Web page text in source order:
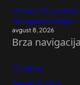
U Tirani 70. protest
Trampovim zetom –
avgust 8, 2026
Brza navigacija
O nama